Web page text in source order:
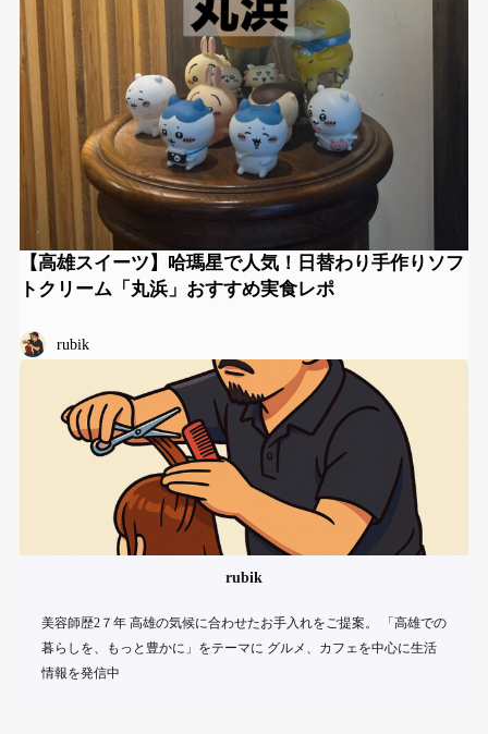
【高雄スイーツ】哈瑪星で人気！日替わり手作りソフ
トクリーム「丸浜」おすすめ実食レポ
rubik
rubik
美容師歴2７年 高雄の気候に合わせたお手入れをご提案。 「高雄での
暮らしを、もっと豊かに」をテーマに グルメ、カフェを中心に生活
情報を発信中